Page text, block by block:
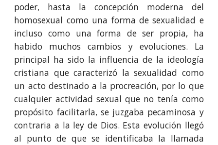
poder, hasta la concepción moderna del
homosexual como una forma de sexualidad e
incluso como una forma de ser propia, ha
habido muchos cambios y evoluciones. La
principal ha sido la influencia de la ideología
cristiana que caracterizó la sexualidad como
un acto destinado a la procreación, por lo que
cualquier actividad sexual que no tenía como
propósito facilitarla, se juzgaba pecaminosa y
contraria a la ley de Dios. Esta evolución llegó
al punto de que se identificaba la llamada